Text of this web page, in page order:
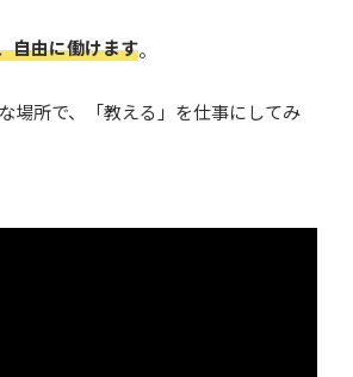
自由に働けます。
場所で、「教える」を仕事にしてみ